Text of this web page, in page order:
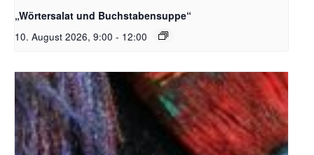
„Wörtersalat und Buchstabensuppe“
10. August 2026, 9:00 - 12:00